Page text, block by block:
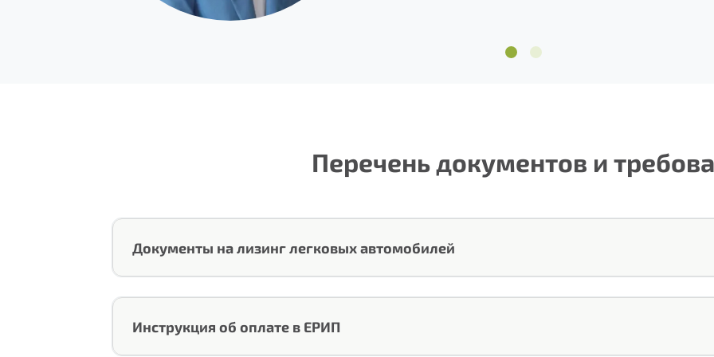
1 2
Перечень документов и
Документы на лизинг легковых автомобилей
Скачать все документы
Инструкция об оплате в ЕРИП